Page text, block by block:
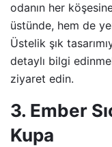
odanın her
üstünde, hem de
Üstelik şık
detaylı bilgi
ziyaret edin.
3. Ember
Kupa